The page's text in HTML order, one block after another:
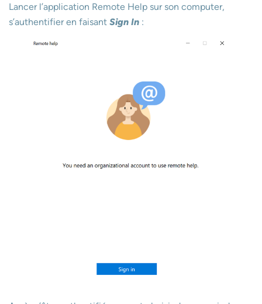
Lancer l’application Remote Help sur son computer,
s’authentifier en faisant Sign In :